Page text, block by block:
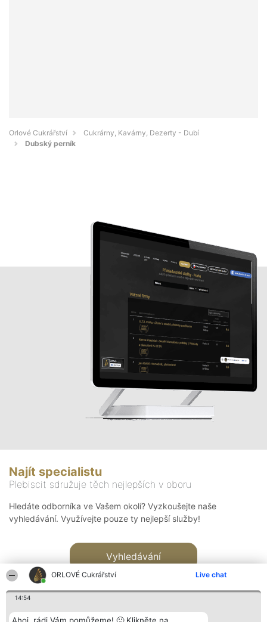
ORLOVÉ Cukrářství Live chat
14:54
Orlové Cukrářství
Cukrárny, Kavárny, Dezerty - Dubí
Dubský perník
Najít specialistu
Plebiscit sdružuje těch nejlepších v oboru
Hledáte odborníka ve Vašem okolí? Vyzkoušejte naše
vyhledávání. Využívejte pouze ty nejlepší služby!
Vyhledávání